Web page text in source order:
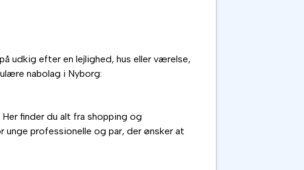
udkig efter en lejlighed, hus eller værelse,
nabolag i Nyborg:
finder du alt fra shopping og
professionelle og par, der ønsker at